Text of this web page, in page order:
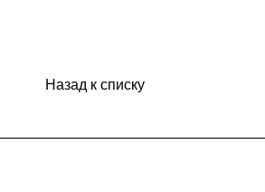
Назад к списку